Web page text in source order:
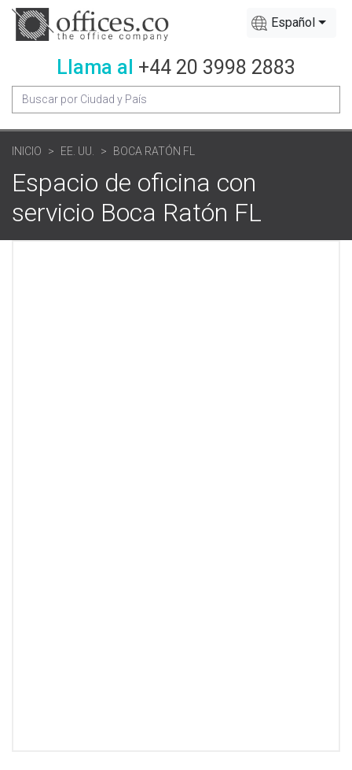
Español
Llama al +44 20 3998 2883
INICIO EE. UU. BOCA RATÓN FL
Espacio de oficina con
servicio Boca Ratón FL